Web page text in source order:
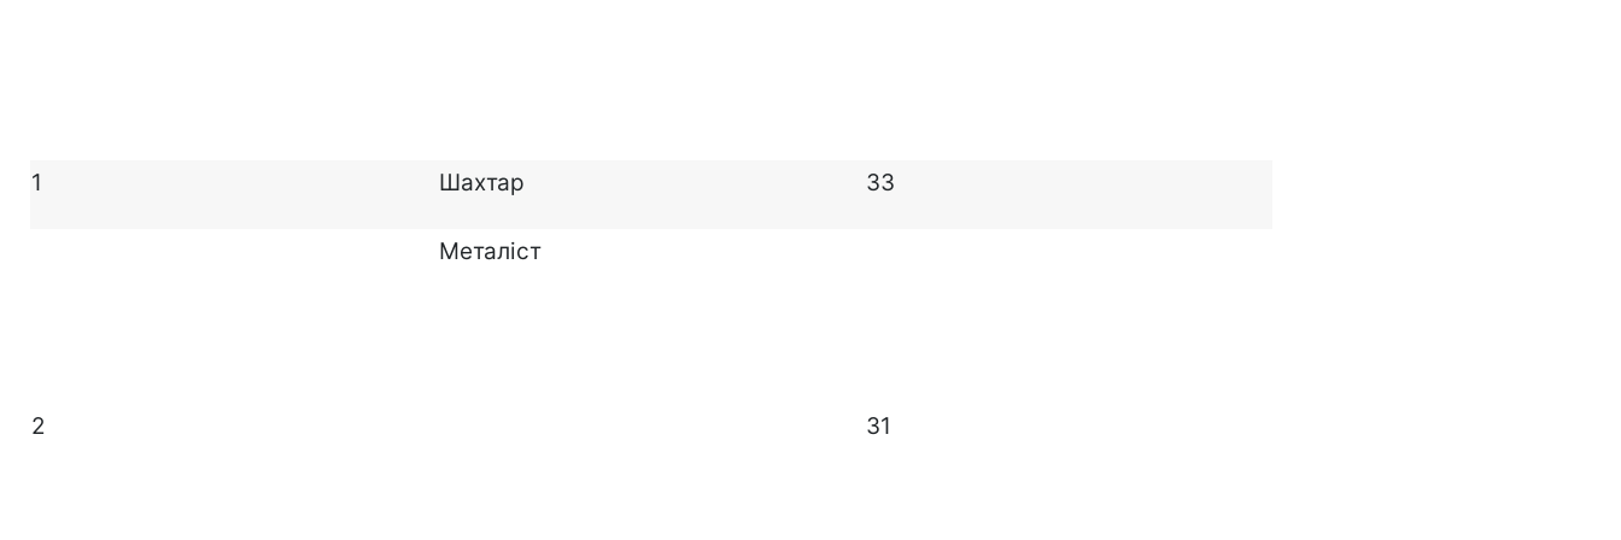
1 Шахтар 33
2
Металіст
31